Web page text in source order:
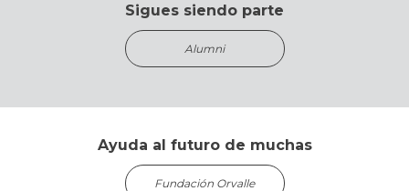
Sigues siendo parte
Alumni
Ayuda al futuro de muchas
Fundación Orvalle